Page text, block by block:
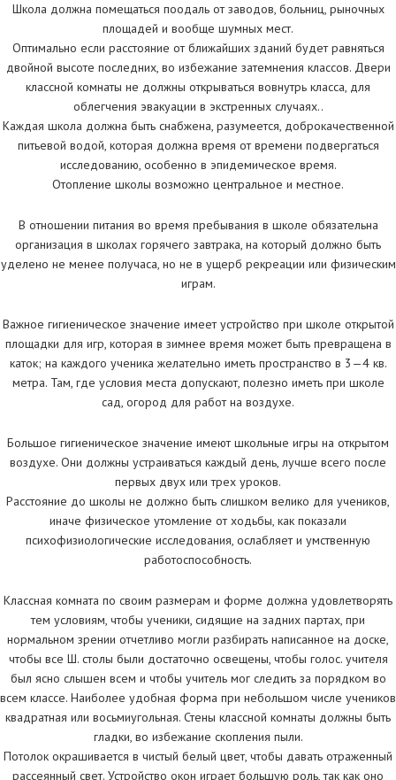
Школа должна помещаться поодаль от заводов, больниц, рыночных
площадей и вообще шумных мест.
Оптимально если расстояние от ближайших зданий будет равняться
двойной высоте последних, во избежание затемнения классов. Двери
классной комнаты не должны открываться вовнутрь класса, для
облегчения эвакуации в экстренных случаях..
Каждая школа должна быть снабжена, разумеется, доброкачественной
питьевой водой, которая должна время от времени подвергаться
исследованию, особенно в эпидемическое время.
Отопление школы возможно центральное и местное.
В отношении питания во время пребывания в школе обязательна
организация в школах горячего завтрака, на который должно быть
уделено не менее получаса, но не в ущерб рекреации или физическим
играм.
Важное гигиеническое значение имеет устройство при школе открытой
площадки для игр, которая в зимнее время может быть превращена в
каток; на каждого ученика желательно иметь пространство в 3—4 кв.
метра. Там, где условия места допускают, полезно иметь при школе
сад, огород для работ на воздухе.
Большое гигиеническое значение имеют школьные игры на открытом
воздухе. Они должны устраиваться каждый день, лучше всего после
первых двух или трех уроков.
Расстояние до школы не должно быть слишком велико для учеников,
иначе физическое утомление от ходьбы, как показали
психофизиологические исследования, ослабляет и умственную
работоспособность.
Классная комната по своим размерам и форме должна удовлетворять
тем условиям, чтобы ученики, сидящие на задних партах, при
нормальном зрении отчетливо могли разбирать написанное на доске,
чтобы все Ш. столы были достаточно освещены, чтобы голос. учителя
был ясно слышен всем и чтобы учитель мог следить за порядком во
всем классе. Наиболее удобная форма при небольшом числе учеников
квадратная или восьмиугольная. Стены классной комнаты должны быть
гладки, во избежание скопления пыли.
Потолок окрашивается в чистый белый цвет, чтобы давать отраженный
рассеянный свет. Устройство окон играет большую роль, так как оно